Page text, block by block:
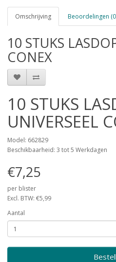
Omschrijving Beoordelingen
10 STUKS
CONEX
10 STUKS
UNIVERSEEL
Model: 662829
Beschikbaarheid: 3 tot 5 Werkdagen
€7,25
per blister
Excl. BTW: €5,99
Aantal